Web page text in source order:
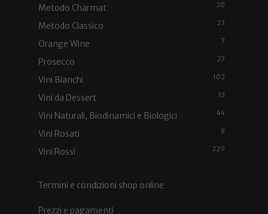
Metodo Charmat 20
Metodo Classico 27
Orange Wine 7
Prosecco 27
Vini Bianchi 102
Vini da Dessert 13
Vini Naturali, Biodinamici e Biologici 44
Vini Rosati 8
Vini Rossi 229
Termini e condizioni shop online
Prezzi e pagamenti